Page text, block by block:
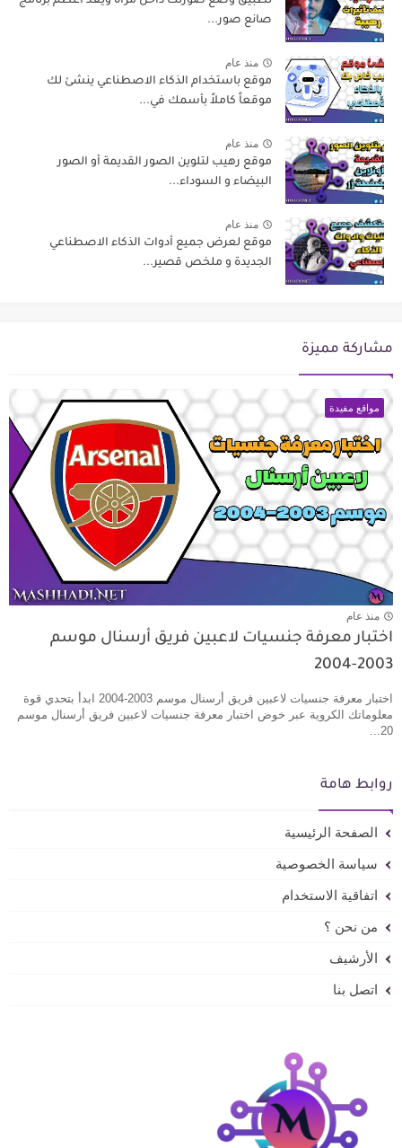
صانع صور...
منذ عام
موقع باستخدام الذكاء الاصطناعي ينشئ لك
موقعاً كاملاً بأسمك في...
منذ عام
موقع رهيب لتلوين الصور القديمة أو الصور
البيضاء و السوداء...
منذ عام
موقع لعرض جميع أدوات الذكاء الاصطناعي
الجديدة و ملخص قصير...
مشاركة مميزة
مواقع مفيدة
منذ عام
اختبار معرفة جنسيات لاعبين فريق أرسنال موسم
2003-2004
اختبار معرفة جنسيات لاعبين فريق أرسنال موسم 2003-2004 ابدأ بتحدي قوة
معلوماتك الكروية عبر خوض اختبار معرفة جنسيات لاعبين فريق أرسنال موسم
20...
روابط هامة
الصفحة الرئيسية
سياسة الخصوصية
اتفاقية الاستخدام
من نحن ؟
الأرشيف
اتصل بنا